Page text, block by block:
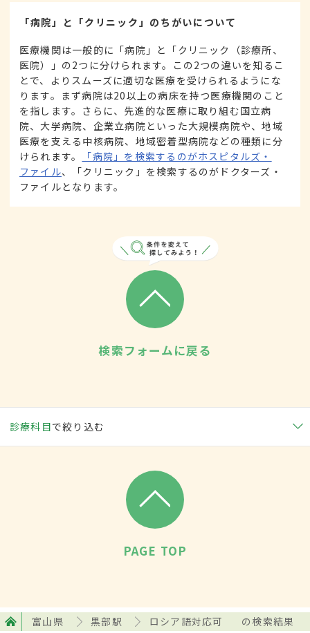
「病院」と「クリニック」のちがいについて
医療機関は一般的に「病院」と「クリニック（診療所、
医院）」の2つに分けられます。この2つの違いを知るこ
とで、よりスムーズに適切な医療を受けられるようにな
ります。まず病院は20以上の病床を持つ医療機関のこと
を指します。さらに、先進的な医療に取り組む国立病
院、大学病院、企業立病院といった大規模病院や、地域
医療を支える中核病院、地域密着型病院などの種類に分
けられます。
「病院」を検索するのがホスピタルズ・
ファイル、「クリニック」を検索するのがドクターズ・
ファイルとなります。
検索フォームに戻る
診療科目で絞り込む
PAGE TOP
富山県 黒部駅 ロシア語対応可 の検索結果